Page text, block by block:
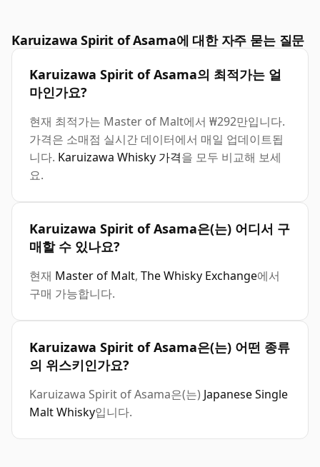
Karuizawa Spirit of Asama에 대한 자주 묻는 질문
Karuizawa Spirit of Asama의 최적가는 얼
마인가요?
현재 최적가는 Master of Malt에서 ₩292만입니다.
가격은 소매점 실시간 데이터에서 매일 업데이트됩
니다. Karuizawa Whisky 가격을 모두 비교해 보세
요.
Karuizawa Spirit of Asama은(는) 어디서 구
매할 수 있나요?
현재 Master of Malt, The Whisky Exchange에서
구매 가능합니다.
Karuizawa Spirit of Asama은(는) 어떤 종류
의 위스키인가요?
Karuizawa Spirit of Asama은(는) Japanese Single
Malt Whisky입니다.